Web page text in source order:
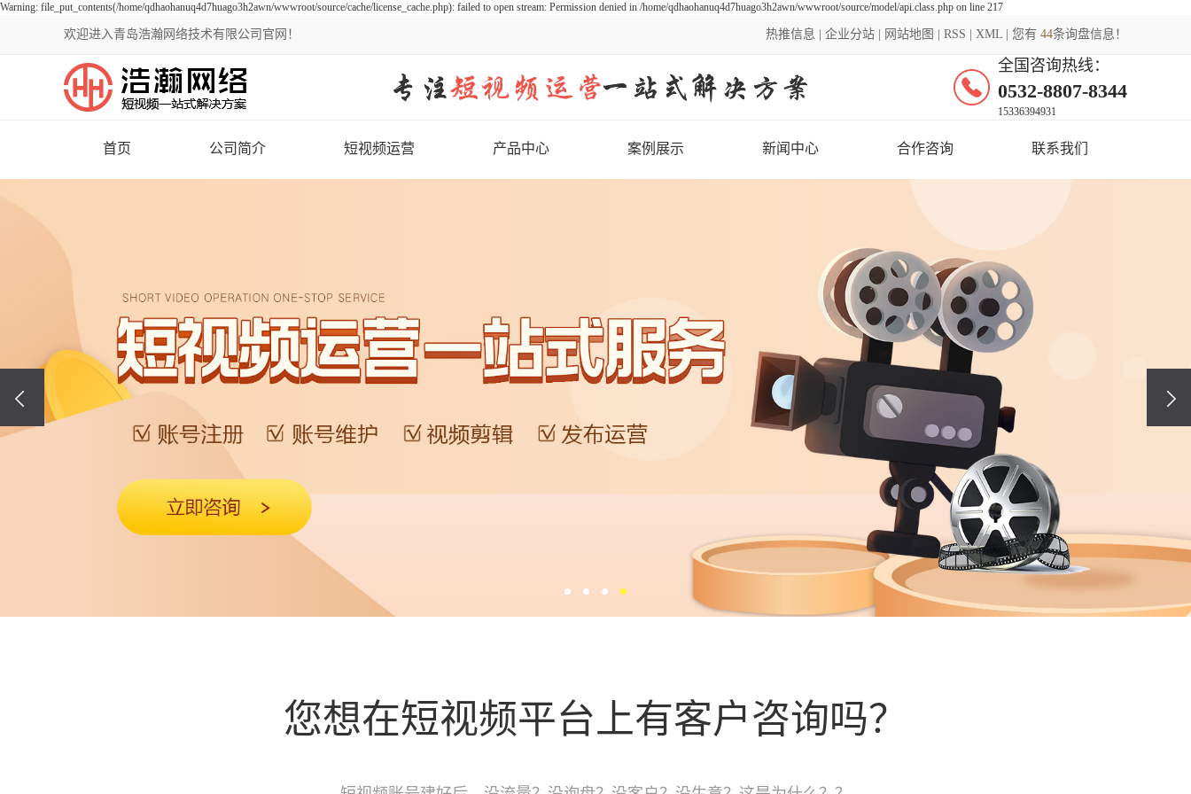
Warning: file_put_contents(/home/qdhaohanuq4d7huago3h2awn/wwwroot/source/cache/license_cache.php): failed to open stream: Permission denied in /home/qdhaohanuq4d7huago3h2awn/wwwroot/source/model/api.class.php on line 217
欢迎进入青岛浩瀚网络技术有限公司官网！ 热推信息 企业分站 网站地图 RSS XML 您有 44条询盘信息！
全国咨询热线：
0532-8807-8344
15336394931
首页 公司简介 短视频运营 产品中心 案例展示 新闻中心 合作咨询 联系我们
您想在短视频平台上有客户咨询吗？